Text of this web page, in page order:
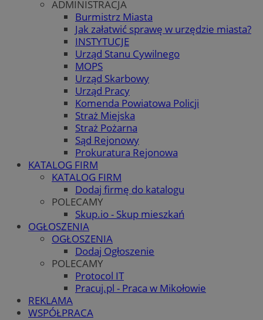
ADMINISTRACJA
Burmistrz Miasta
Jak załatwić sprawę w urzędzie miasta?
INSTYTUCJE
Urząd Stanu Cywilnego
MOPS
Urząd Skarbowy
Urząd Pracy
Komenda Powiatowa Policji
Straż Miejska
Straż Pożarna
Sąd Rejonowy
Prokuratura Rejonowa
KATALOG FIRM
KATALOG FIRM
Dodaj firmę do katalogu
POLECAMY
Skup.io - Skup mieszkań
OGŁOSZENIA
OGŁOSZENIA
Dodaj Ogłoszenie
POLECAMY
Protocol IT
Pracuj.pl - Praca w Mikołowie
REKLAMA
WSPÓŁPRACA